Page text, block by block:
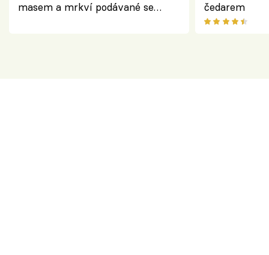
masem a mrkví podávané se
čedarem